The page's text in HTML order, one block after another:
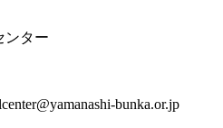
ンター
bunka.or.jp